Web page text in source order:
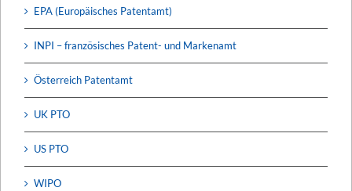
EPA (Europäisches Patentamt)
INPI – französisches Patent- und Markenamt
Österreich Patentamt
UK PTO
US PTO
WIPO